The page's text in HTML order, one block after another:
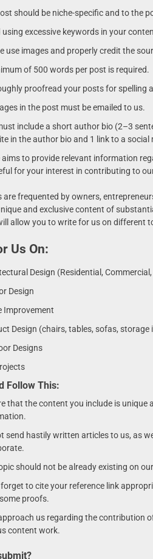
should be niche-specific and to the
using excessive keywords in your
use images and properly credit the
of 500 words per post is required.
proofread your posts for spelling
in the post must be emailed to us.
include a short author bio (2–3
in the author bio and 1 link to a
to provide relevant information
for your interest in contributing to
are frequented by owners,
and exclusive content of
allow you to write for us on different
Us On:
Design (Residential,
Design
Improvement
Design (chairs, tables, sofas, storage
Designs
Follow This:
that the content you include is
send hastily written articles to us, as
should not be already existing on
forget to cite your reference link
proofs.
us regarding the contribution
content work.